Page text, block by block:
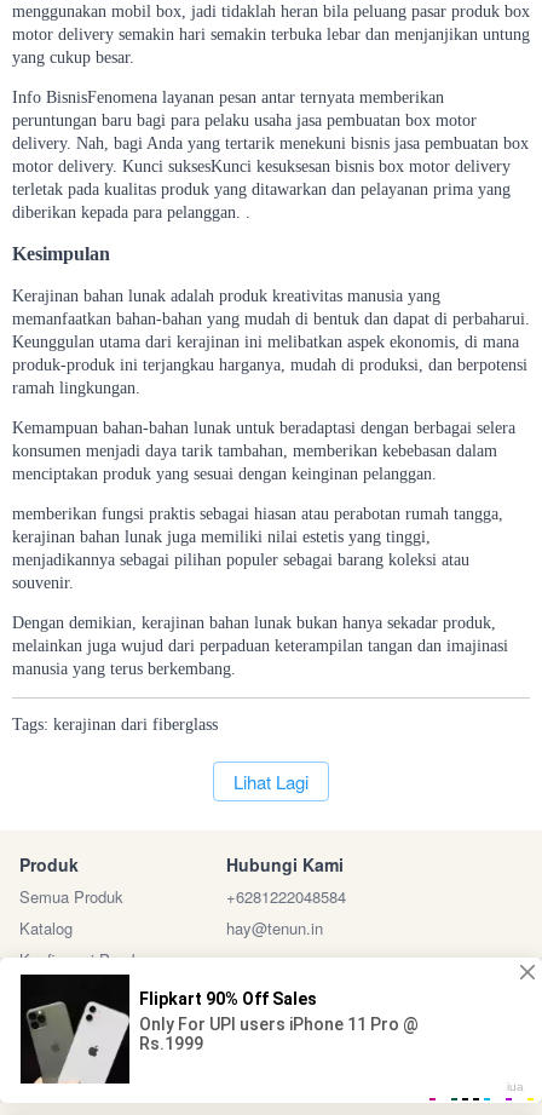
menggunakan mobil box, jadi tidaklah heran bila peluang pasar produk box
motor delivery semakin hari semakin terbuka lebar dan menjanjikan untung
yang cukup besar.
Info BisnisFenomena layanan pesan antar ternyata memberikan
peruntungan baru bagi para pelaku usaha jasa pembuatan box motor
delivery. Nah, bagi Anda yang tertarik menekuni bisnis jasa pembuatan box
motor delivery. Kunci suksesKunci kesuksesan bisnis box motor delivery
terletak pada kualitas produk yang ditawarkan dan pelayanan prima yang
diberikan kepada para pelanggan. .
Kesimpulan
Kerajinan bahan lunak adalah produk kreativitas manusia yang
memanfaatkan bahan-bahan yang mudah di bentuk dan dapat di perbaharui.
Keunggulan utama dari kerajinan ini melibatkan aspek ekonomis, di mana
produk-produk ini terjangkau harganya, mudah di produksi, dan berpotensi
ramah lingkungan.
Kemampuan bahan-bahan lunak untuk beradaptasi dengan berbagai selera
konsumen menjadi daya tarik tambahan, memberikan kebebasan dalam
menciptakan produk yang sesuai dengan keinginan pelanggan.
memberikan fungsi praktis sebagai hiasan atau perabotan rumah tangga,
kerajinan bahan lunak juga memiliki nilai estetis yang tinggi,
menjadikannya sebagai pilihan populer sebagai barang koleksi atau
souvenir.
Dengan demikian, kerajinan bahan lunak bukan hanya sekadar produk,
melainkan juga wujud dari perpaduan keterampilan tangan dan imajinasi
manusia yang terus berkembang.
Tags: kerajinan dari fiberglass
`Lihat Lagi
Produk
Semua Produk
Katalog
Konfirmasi Pembayaran
Hubungi Kami
+6281222048584
hay@tenun.in
Sosial Media Marketplace